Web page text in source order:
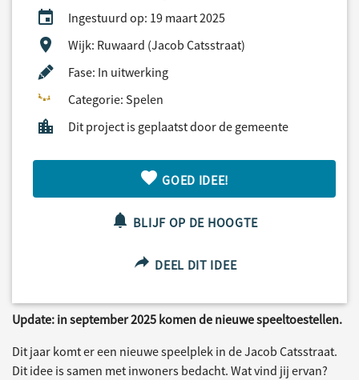
Ingestuurd op: 19 maart 2025
Wijk: Ruwaard (Jacob Catsstraat)
Fase: In uitwerking
Categorie: Spelen
Dit project is geplaatst door de gemeente
GOED IDEE!
BLIJF OP DE HOOGTE
DEEL DIT IDEE
Update: in september 2025 komen de nieuwe speeltoestellen.
Dit jaar komt er een nieuwe speelplek in de Jacob Catsstraat.
Dit idee is samen met inwoners bedacht. Wat vind jij ervan?